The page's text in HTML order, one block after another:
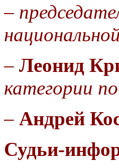
–
– Леонид
категории
– Андрей
Судьи-